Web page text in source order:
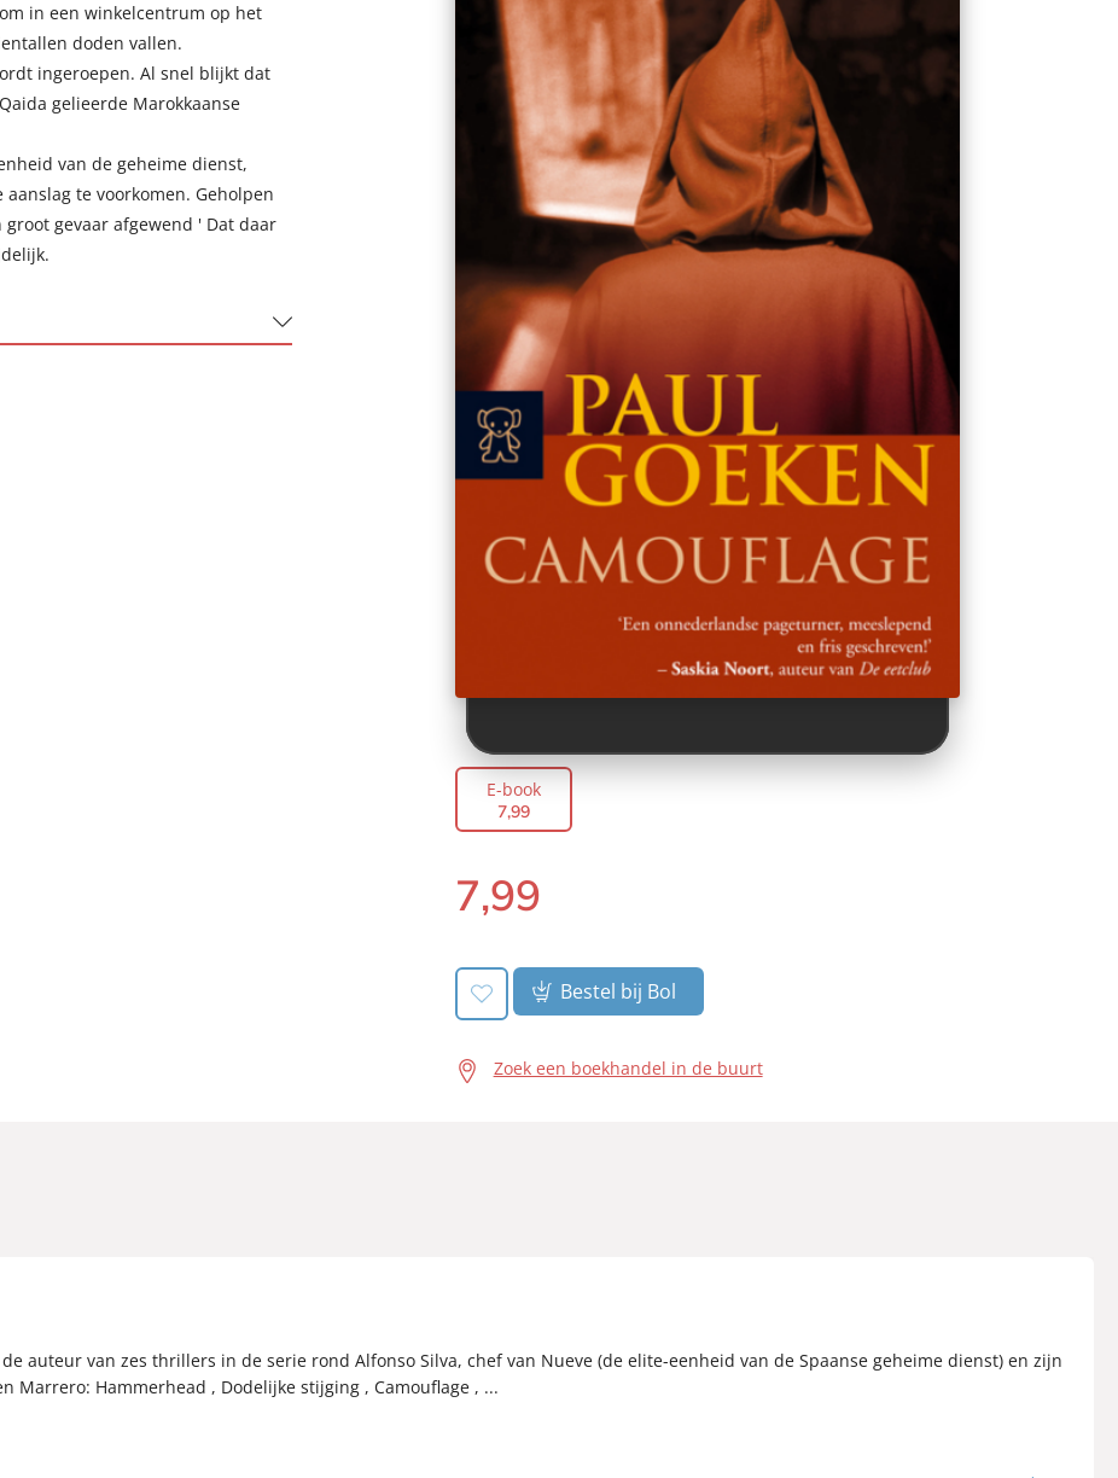
in een winkelcentrum op het
doden vallen.
ingeroepen. Al snel blijkt dat
gelieerde Marokkaanse
van de geheime dienst,
te voorkomen. Geholpen
gevaar afgewend ' Dat daar
E-book
7,99
E-
book:
7,99
Bestel bij Bol
Zoek een boekhandel in de buurt
de auteur van zes thrillers in de serie rond Alfonso Silva, chef van Nueve (de elite-eenheid van de Spaanse geheime dienst) en zijn
Marrero: Hammerhead , Dodelijke stijging , Camouflage , ...